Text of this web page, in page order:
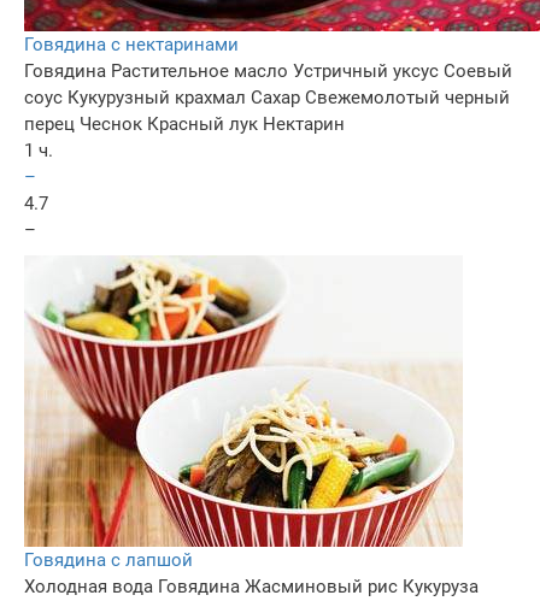
Говядина с нектаринами
Говядина Растительное масло Устричный уксус Соевый
соус Кукурузный крахмал Сахар Свежемолотый черный
перец Чеснок Красный лук Нектарин
1 ч.
–
4.7
–
Говядина с лапшой
Холодная вода Говядина Жасминовый рис Кукуруза